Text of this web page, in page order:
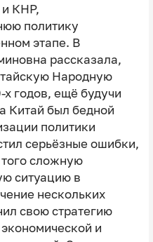
КНР,
политику
этапе. В
рассказала,
Народную
годов, ещё будучи
Китай был бедной
политики
серьёзные ошибки,
сложную
ситуацию в
нескольких
свою стратегию
и